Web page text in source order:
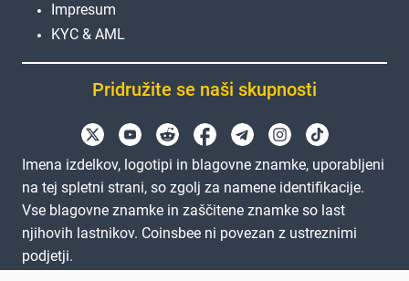
Impresum
KYC & AML
Pridružite se naši skupnosti
Imena izdelkov, logotipi in blagovne znamke, uporabljeni
na tej spletni strani, so zgolj za namene identifikacije.
Vse blagovne znamke in zaščitene znamke so last
njihovih lastnikov. Coinsbee ni povezan z ustreznimi
podjetji.